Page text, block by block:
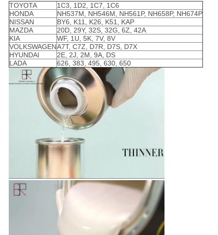
TOYOTA
1C3, 1D2, 1C7, 1C6
HONDA
NH537M, NH546M, NH561P, NH658P, NH674P
NISSAN
BY6, K11, K26, K51, KAP
MAZDA
20D, 29Y, 32S, 32G, 6Z, 42A
KIA
WF, 1U, 5K, 7V, 8V
VOLKSWAGENA7T, C7Z, D7R, D7S, D7X
HYUNDAI
2E, 2J, 2M, 9A, DS
LADA
626, 383, 495, 630, 650